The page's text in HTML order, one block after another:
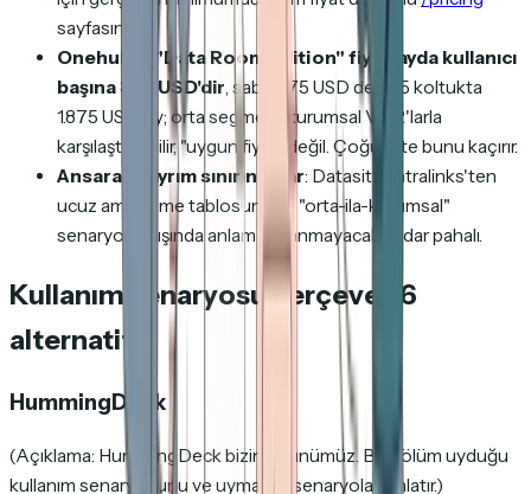
sayfasında.
Onehub'ın "Data Room Edition" fiyatı ayda kullanıcı
başına 375 USD'dir , sabit 375 USD değil. 5 koltukta
1.875 USD/ay; orta segment kurumsal VDR'larla
karşılaştırılabilir, "uygun fiyat" değil. Çoğu liste bunu kaçırır.
Ansarada ayrım sınırını aşar: Datasite/Intralinks'ten
ucuz ama küme tablosundaki "orta-ila-kurumsal"
senaryolar dışında anlam kazanmayacak kadar pahalı.
Kullanım senaryosu çerçeveli 6
alternatif
HummingDeck
(Açıklama: HummingDeck bizim ürünümüz. Bu bölüm uyduğu
kullanım senaryosunu ve uymadığı senaryoları anlatır.)